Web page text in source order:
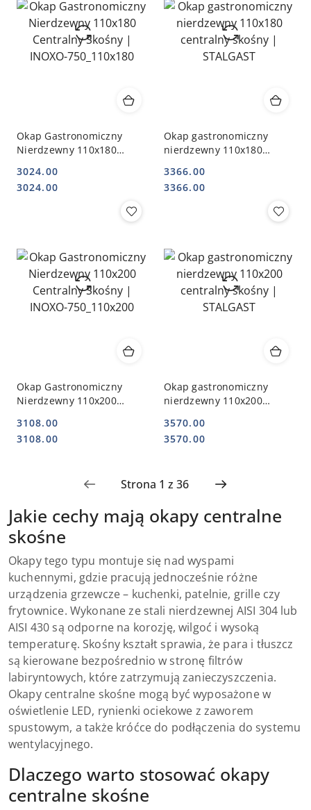
Okap Gastronomiczny
Nierdzewny 110x180
750_110x180
Cena:
3024.00
Cena:
3024.00
Okap gastronomiczny
nierdzewny 110x180
STALGAST
Cena:
3366.00
Cena:
3366.00
Okap Gastronomiczny
Nierdzewny 110x200
750_110x200
Cena:
3108.00
Cena:
3108.00
Okap gastronomiczny
nierdzewny 110x200
STALGAST
Cena:
3570.00
Cena:
3570.00
Jakie cechy mają okapy centralne
skośne
Okapy tego typu montuje się nad wyspami
kuchennymi, gdzie pracują jednocześnie różne
urządzenia grzewcze – kuchenki, patelnie, grille czy
frytownice. Wykonane ze stali nierdzewnej AISI 304 lub
AISI 430 są odporne na korozję, wilgoć i wysoką
temperaturę. Skośny kształt sprawia, że para i tłuszcz
są kierowane bezpośrednio w stronę filtrów
labiryntowych, które zatrzymują zanieczyszczenia.
Okapy centralne skośne mogą być wyposażone w
oświetlenie LED, rynienki ociekowe z zaworem
spustowym, a także króćce do podłączenia do systemu
wentylacyjnego.
Dlaczego warto stosować okapy
centralne skośne